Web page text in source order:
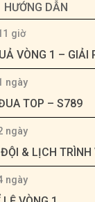
HƯỚNG DẪN
giờ
VÒNG 1 – GIẢI
ngày
TOP – S789
ngày
ngày